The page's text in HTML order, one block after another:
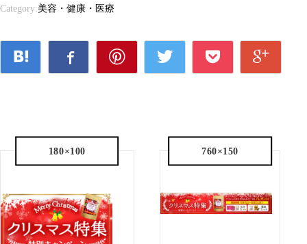
Category:美容・健康・医療
180×100 760×150